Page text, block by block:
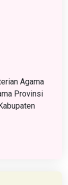
Agama
Provinsi